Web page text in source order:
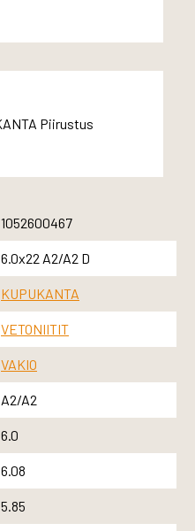
1052600467
6.0x22 A2/A2 D
KUPUKANTA
VETONIITIT
VAKIO
A2/A2
6.0
6.08
5.85